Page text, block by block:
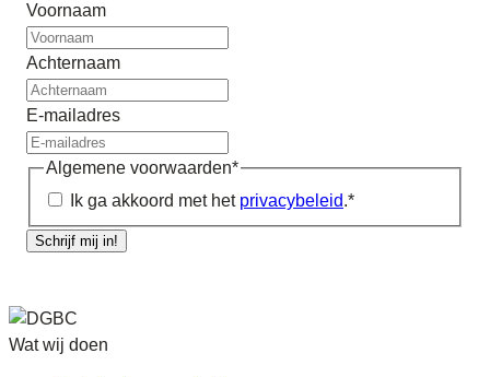
Voornaam
Achternaam
E-mailadres
Algemene voorwaarden*
Ik ga akkoord met het privacybeleid.*
Schrijf mij in!
Wat wij doen